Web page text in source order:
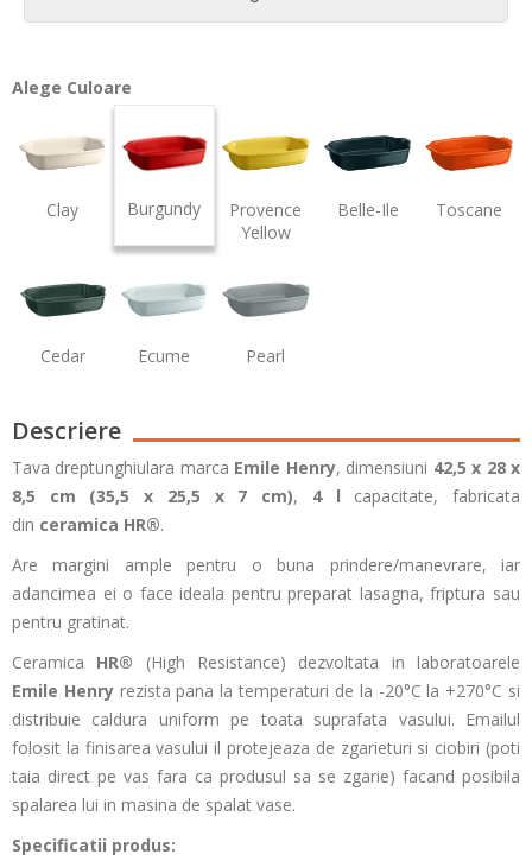
Alege Culoare
Clay Burgundy
Provence
Yellow
Belle-Ile Toscane
Cedar Ecume Pearl
Descriere
Tava dreptunghiulara marca Emile Henry, dimensiuni 42,5 x 28 x
8,5 cm (35,5 x 25,5 x 7 cm), 4 l capacitate, fabricata
din ceramica HR®.
Are margini ample pentru o buna prindere/manevrare, iar
adancimea ei o face ideala pentru preparat lasagna, friptura sau
pentru gratinat.
Ceramica HR® (High Resistance) dezvoltata in laboratoarele
Emile Henryrezista pana la temperaturi de la -20°C la +270°C si
distribuie caldura uniform pe toata suprafata vasului. Emailul
folosit la finisarea vasului il protejeaza de zgarieturi si ciobiri (poti
taia direct pe vas fara ca produsul sa se zgarie) facand posibila
spalarea lui in masina de spalat vase.
Specificatii produs: